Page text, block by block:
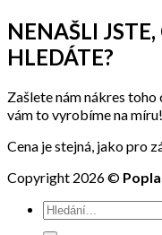
NENAŠLI JSTE,
HLEDÁTE?
Zašlete nám nákres
vám to vyrobíme na míru!
Cena je stejná, jako pro
Copyright 2026 ©
Hledat: